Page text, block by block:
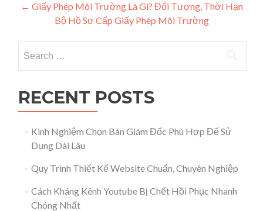
Post navigation
← Giấy Phép Môi Trường Là Gì? Đối Tượng, Thời Hạn
Bộ Hồ Sơ Cấp Giấy Phép Môi Trường
RECENT POSTS
Kinh Nghiệm Chọn Bàn Giám Đốc Phù Hợp Để Sử
Dụng Dài Lâu
Quy Trình Thiết Kế Website Chuẩn, Chuyên Nghiệp
Cách Kháng Kênh Youtube Bị Chết Hồi Phục Nhanh
Chóng Nhất